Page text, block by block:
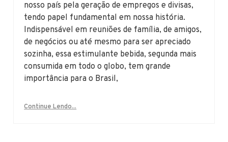
nosso país pela geração de empregos e divisas,
tendo papel fundamental em nossa história.
Indispensável em reuniões de família, de amigos,
de negócios ou até mesmo para ser apreciado
sozinha, essa estimulante bebida, segunda mais
consumida em todo o globo, tem grande
importância para o Brasil,
Continue Lendo...